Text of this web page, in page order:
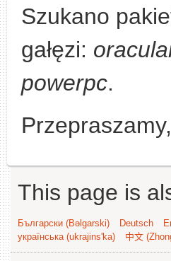
Szukano
gałęzi:
powerpc.
This page is
Български (Bəlgarski) Deutsch
українська (ukrajins'ka)
中文